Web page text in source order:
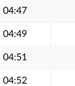
04:47
04:49
04:51
04:52